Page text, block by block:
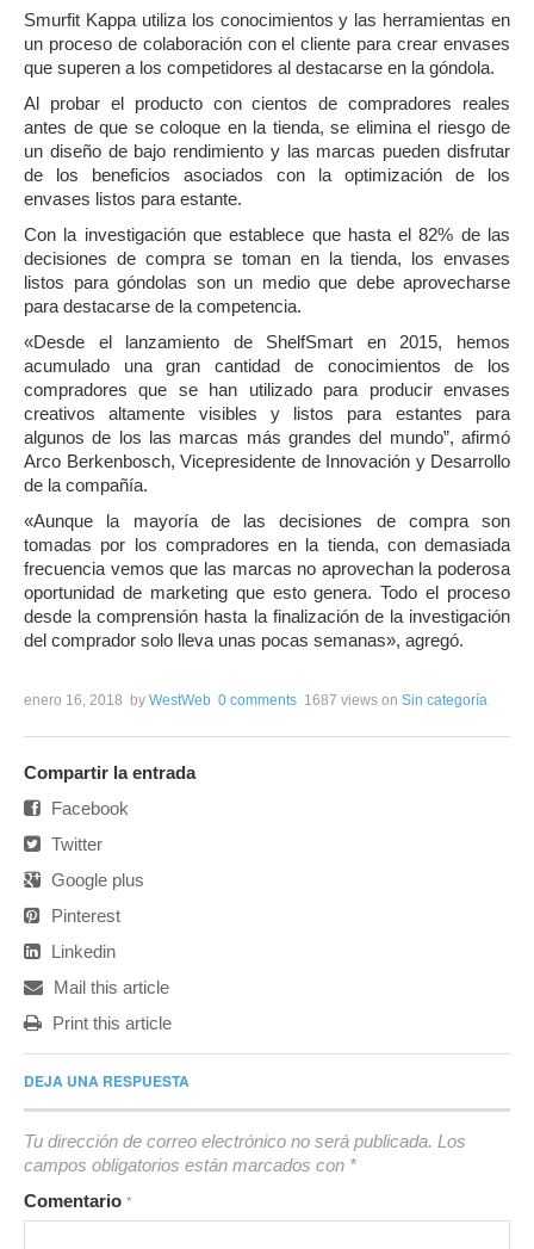
Smurfit Kappa utiliza los conocimientos y las herramientas en
un proceso de colaboración con el cliente para crear envases
que superen a los competidores al destacarse en la góndola.
Al probar el producto con cientos de compradores reales
antes de que se coloque en la tienda, se elimina el riesgo de
un diseño de bajo rendimiento y las marcas pueden disfrutar
de los beneficios asociados con la optimización de los
envases listos para estante.
Con la investigación que establece que hasta el 82% de las
decisiones de compra se toman en la tienda, los envases
listos para góndolas son un medio que debe aprovecharse
para destacarse de la competencia.
«Desde el lanzamiento de ShelfSmart en 2015, hemos
acumulado una gran cantidad de conocimientos de los
compradores que se han utilizado para producir envases
creativos altamente visibles y listos para estantes para
algunos de los las marcas más grandes del mundo”, afirmó
Arco Berkenbosch, Vicepresidente de Innovación y Desarrollo
de la compañía.
«Aunque la mayoría de las decisiones de compra son
tomadas por los compradores en la tienda, con demasiada
frecuencia vemos que las marcas no aprovechan la poderosa
oportunidad de marketing que esto genera. Todo el proceso
desde la comprensión hasta la finalización de la investigación
del comprador solo lleva unas pocas semanas», agregó.
enero 16, 2018 by WestWeb 0 comments 1687 views on Sin categoría
Compartir la entrada
Facebook
Twitter
Google plus
Pinterest
Linkedin
Mail this article
Print this article
DEJA UNA RESPUESTA
Tu dirección de correo electrónico no será publicada. Los
campos obligatorios están marcados con *
Comentario *